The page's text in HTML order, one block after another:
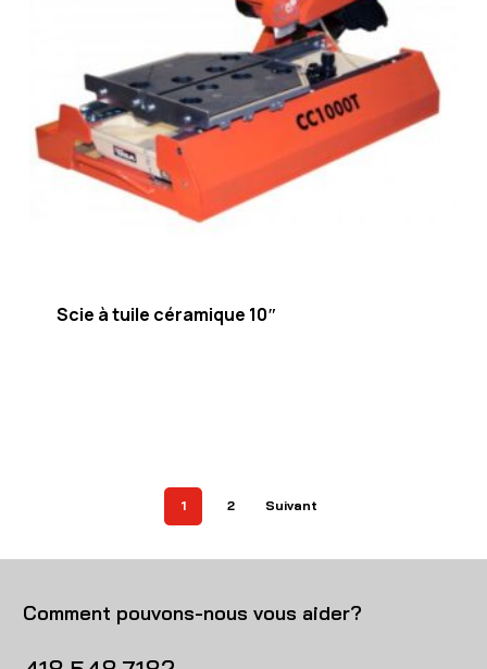
Scie à tuile céramique 10″
1 2 Suivant
Comment pouvons-nous vous aider?